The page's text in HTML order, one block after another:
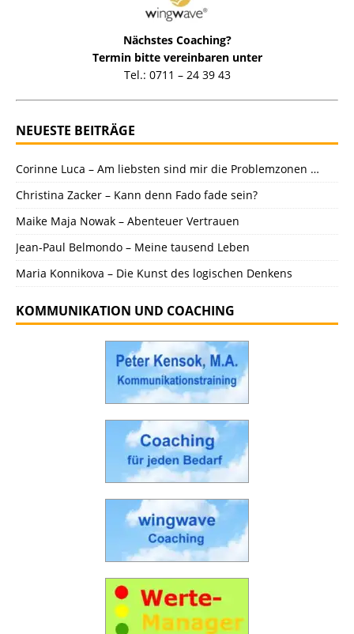
Nächstes Coaching?
Termin bitte vereinbaren unter
Tel.: 0711 – 24 39 43
NEUESTE BEITRÄGE
Corinne Luca – Am liebsten sind mir die Problemzonen …
Christina Zacker – Kann denn Fado fade sein?
Maike Maja Nowak – Abenteuer Vertrauen
Jean-Paul Belmondo – Meine tausend Leben
Maria Konnikova – Die Kunst des logischen Denkens
KOMMUNIKATION UND COACHING